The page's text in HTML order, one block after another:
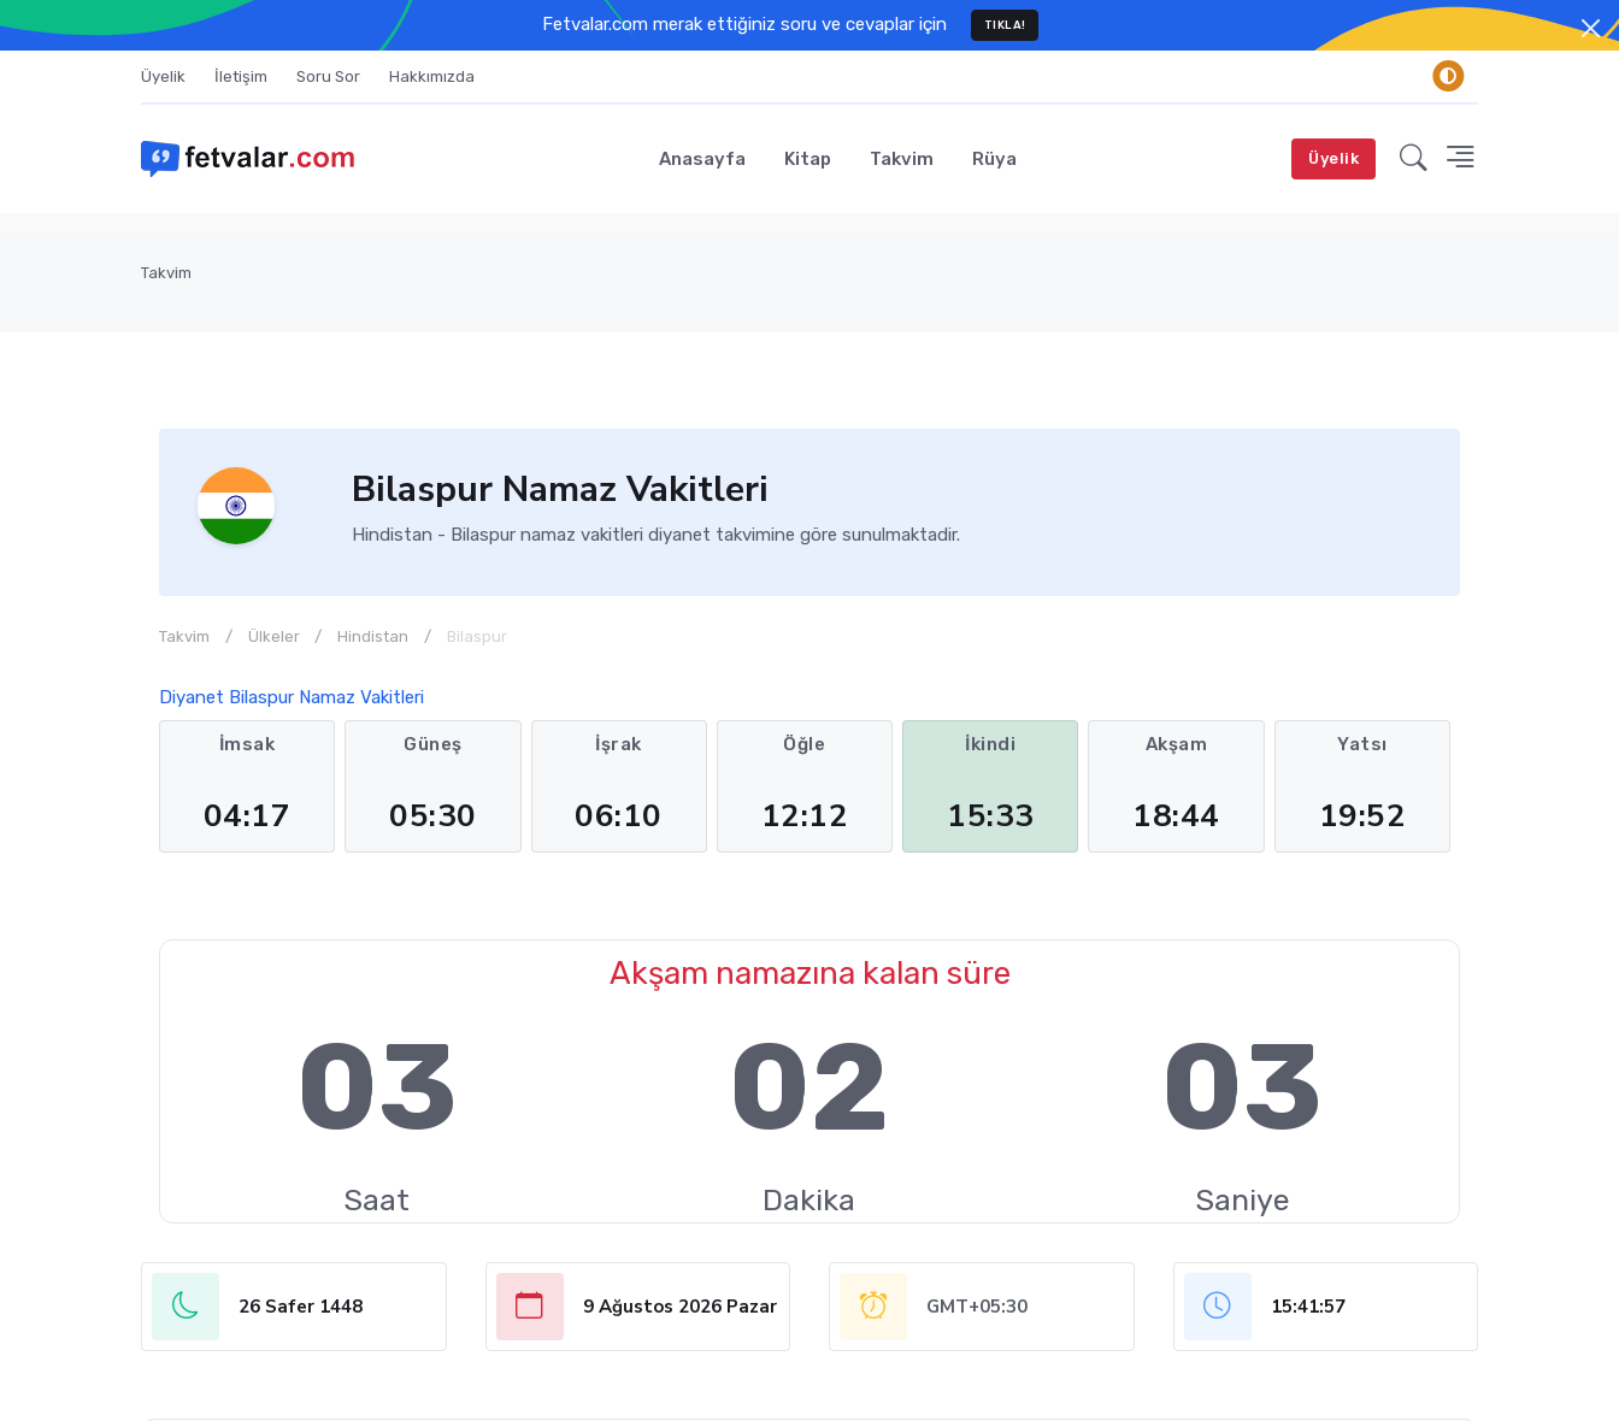
Fetvalar.com merak ettiğiniz soru ve cevaplar için TIKLA!
Üyelik İletişim Soru Sor Hakkımızda
Anasayfa Kitap Takvim Rüya Üyelik
Takvim
Bilaspur Namaz Vakitleri
Hindistan - Bilaspur namaz vakitleri diyanet takvimine göre sunulmaktadir.
Takvim Ülkeler Hindistan Bilaspur
Diyanet Bilaspur Namaz Vakitleri
İmsak
04:17
Güneş
05:30
İşrak
06:10
Öğle
12:12
İkindi
15:33
Akşam
18:44
Yatsı
19:52
Akşam namazına kalan süre
03
Saat
02
Dakika
02
Saniye
26 Safer 1448 9 Ağustos 2026 Pazar GMT+05:30 15:41:58